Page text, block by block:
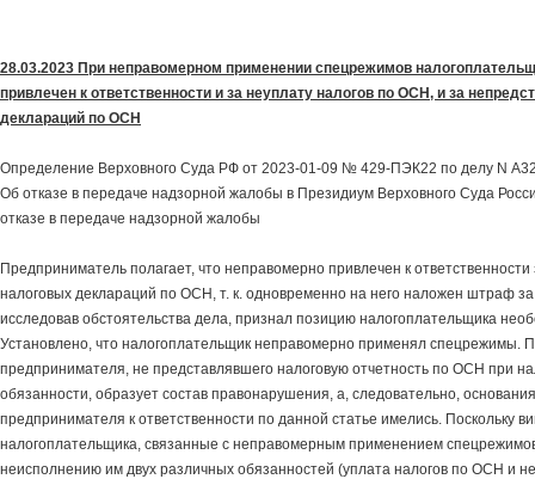
28.03.2023 При неправомерном применении спецрежимов
привлечен к ответственности и за неуплату налогов по ОСН, и за
деклараций по ОСН
Определение Верховного Суда РФ от 2023-01-09 № 429-ПЭК22 по делу N
Об отказе в передаче надзорной жалобы в Президиум Верховного Суда
отказе в передаче надзорной жалобы
Предприниматель полагает, что неправомерно привлечен к
налоговых деклараций по ОСН, т. к. одновременно на него наложен штраф за
исследовав обстоятельства дела, признал позицию налогоплательщика
Установлено, что налогоплательщик неправомерно применял спецрежимы.
предпринимателя, не представлявшего налоговую отчетность по ОСН при
обязанности, образует состав правонарушения, а, следовательно,
предпринимателя к ответственности по данной статье имелись. Поскольку
налогоплательщика, связанные с неправомерным применением
неисполнению им двух различных обязанностей (уплата налогов по ОСН и